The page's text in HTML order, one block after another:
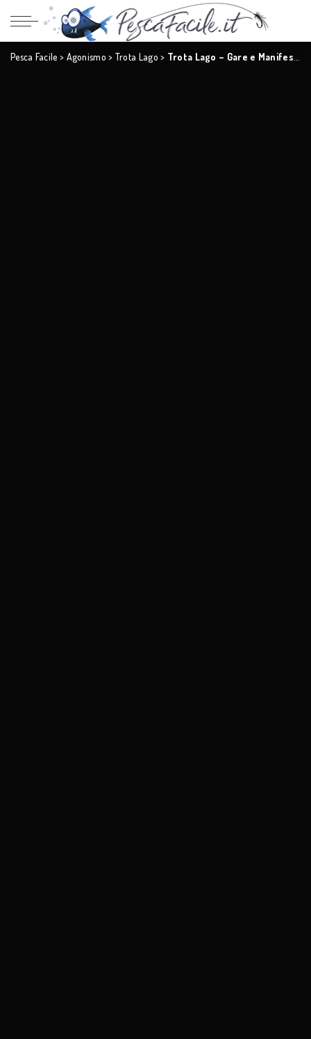
Pesca Facile > Agonismo > Trota Lago > Trota Lago – Gare e Manifestazioni